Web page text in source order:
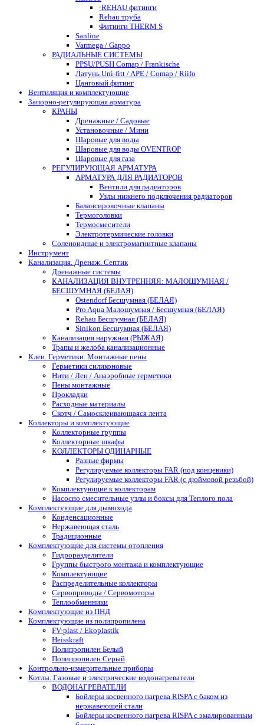
-REHAU фитинги
Rehau труба
Фитинги THERM S
Sanline
Varmega / Gappo
РАДИАЛЬНЫЕ СИСТЕМЫ
PPSU/PUSH Comap / Frankische
Латунь Uni-fitt / APE / Comap / Riifo
Цанговый фитинг
Вентиляция и комплектующие
Запорно-регулирующая арматура
КРАНЫ
Дренажные / Садовые
Установочные / Мини
Шаровые для воды
Шаровые для воды OVENTROP
Шаровые для газа
РЕГУЛИРУЮЩАЯ АРМАТУРА
АРМАТУРА ДЛЯ РАДИАТОРОВ
Вентили для радиаторов
Узлы нижнего подключения радиаторов
Балансировочные клапаны
Термоголовки
Термосмесители
Электротермические головки
Соленоидные и электромагнитные клапаны
Инструмент
Канализация. Дренаж. Септик
Дренажные системы
КАНАЛИЗАЦИЯ ВНУТРЕННЯЯ: МАЛОШУМНАЯ /
БЕСШУМНАЯ (БЕЛАЯ)
Ostendorf Бесшумная (БЕЛАЯ)
Pro Aqua Малошумная / Бесшумная (БЕЛАЯ)
Rehau Бесшумная (БЕЛАЯ)
Sinikon Бесшумная (БЕЛАЯ)
Канализация наружная (РЫЖАЯ)
Трапы и желоба канализационные
Клеи. Герметики. Монтажные пены
Герметики силиконовые
Нити / Лен / Анаэробные герметики
Пены монтажные
Прокладки
Расходные материалы
Скотч / Самосклеивающаяся лента
Коллекторы и комплектующие
Коллекторные группы
Коллекторные шкафы
КОЛЛЕКТОРЫ ОДИНАРНЫЕ
Разные фирмы
Регулируемые коллекторы FAR (под концевики)
Регулируемые коллекторы FAR (с дюймовой резьбой)
Комплектующие к коллекторам
Насосно смесительные узлы и боксы для Теплого пола
Комплектующие для дымохода
Конденсационные
Нержавеющая сталь
Традиционные
Комплектующие для системы отопления
Гидроразделители
Группы быстрого монтажа и комплектующие
Комплектующие
Распределительные коллекторы
Сервоприводы / Сервомоторы
Теплообменники
Комплектующие из ПНД
Комплектующие из полипропилена
FV-plast / Ekoplastik
Heisskraft
Полипропилен Белый
Полипропилен Серый
Контрольно-измерительные приборы
Котлы. Газовые и электрические водонагреватели
ВОДОНАГРЕВАТЕЛИ
Бойлеры косвенного нагрева RISPA с баком из
нержавеющей стали
Бойлеры косвенного нагрева RISPA с эмалированным